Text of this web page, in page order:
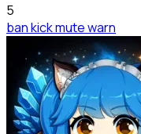
5
ban kick mute warn